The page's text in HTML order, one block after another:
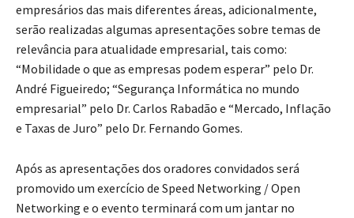
empresários das mais diferentes áreas, adicionalmente,
serão realizadas algumas apresentações sobre temas de
relevância para atualidade empresarial, tais como:
“Mobilidade o que as empresas podem esperar” pelo Dr.
André Figueiredo; “Segurança Informática no mundo
empresarial” pelo Dr. Carlos Rabadão e “Mercado, Inflação
e Taxas de Juro” pelo Dr. Fernando Gomes.
Após as apresentações dos oradores convidados será
promovido um exercício de Speed Networking / Open
Networking e o evento terminará com um jantar no